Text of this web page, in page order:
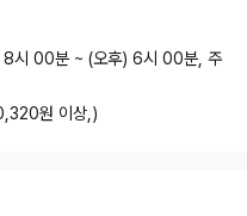
8시 00분 ~ (오후) 6시 00분, 주
원 이상,)